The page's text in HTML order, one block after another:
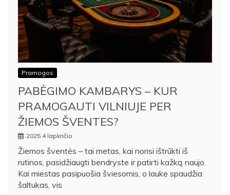
Pramogos
PABĖGIMO KAMBARYS – KUR
PRAMOGAUTI VILNIUJE PER
ŽIEMOS ŠVENTES?
2025 4 lapkričio
Žiemos šventės – tai metas, kai norisi ištrūkti iš
rutinos, pasidžiaugti bendryste ir patirti kažką naujo.
Kai miestas pasipuošia šviesomis, o lauke spaudžia
šaltukas, vis